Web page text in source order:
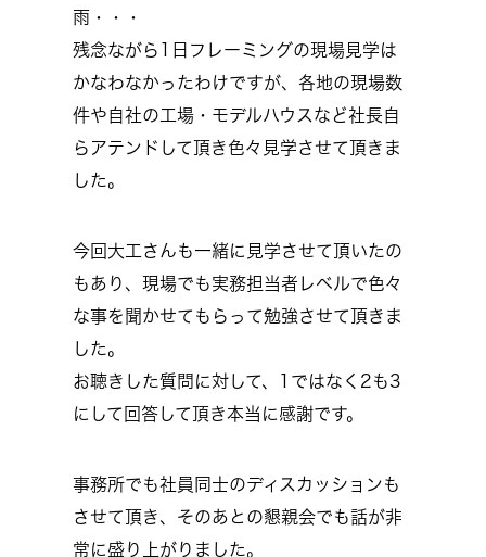
雨・・・
残念ながら1日フレーミングの現場見学は
かなわなかったわけですが、各地の現場数
件や自社の工場・モデルハウスなど社長自
らアテンドして頂き色々見学させて頂きま
した。
今回大工さんも一緒に見学させて頂いたの
もあり、現場でも実務担当者レベルで色々
な事を聞かせてもらって勉強させて頂きま
した。
お聴きした質問に対して、1ではなく2も3
にして回答して頂き本当に感謝です。
事務所でも社員同士のディスカッションも
させて頂き、そのあとの懇親会でも話が非
常に盛り上がりました。